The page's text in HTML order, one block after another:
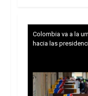
Colombia va a la
hacia las